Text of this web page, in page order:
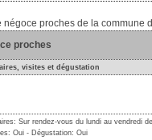
proches de la commune
proches
visites et dégustation
Sur rendez-vous du lundi au vendredi
Oui - Dégustation: Oui